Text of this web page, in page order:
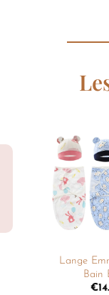
+
Lange
Bain
€